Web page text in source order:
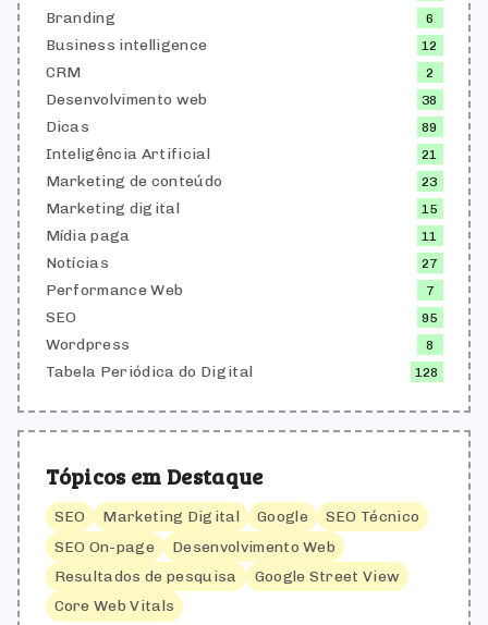
Branding 6
Business intelligence 12
CRM 2
Desenvolvimento web 38
Dicas 89
Inteligência Artificial 21
Marketing de conteúdo 23
Marketing digital 15
Mídia paga 11
Notícias 27
Performance Web 7
SEO 95
Wordpress 8
Tabela Periódica do Digital 128
Tópicos em Destaque
SEO Marketing Digital Google
SEO Técnico
SEO On-page
Desenvolvimento Web
Resultados de pesquisa
Google Street View
Core Web Vitals